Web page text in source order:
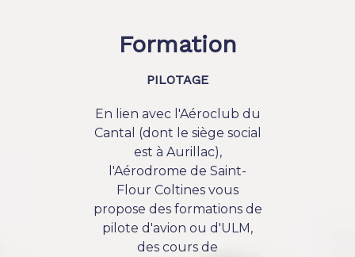
Formation
PILOTAGE
En lien avec l'Aéroclub du
Cantal (dont le siège social
est à Aurillac),
l'Aérodrome de Saint-
Flour Coltines vous
propose des formations de
pilote d'avion ou d'ULM,
des cours de